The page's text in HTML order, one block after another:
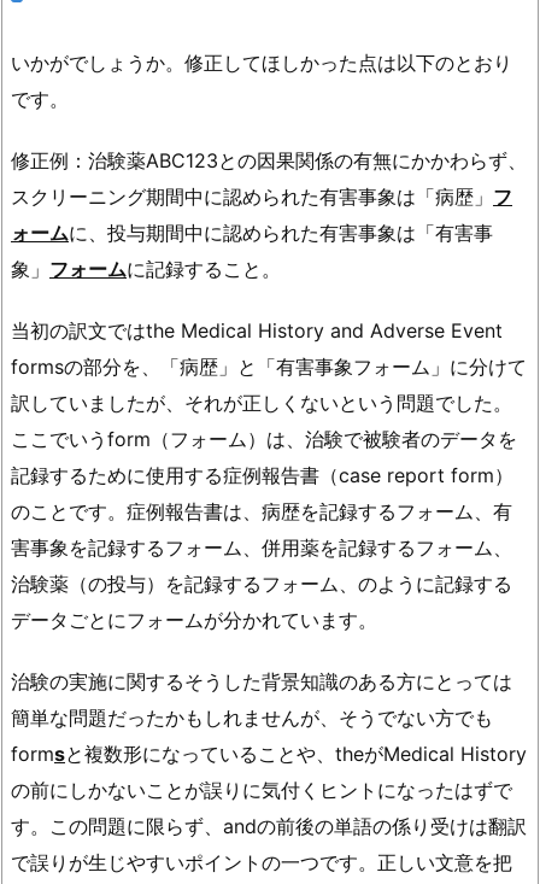
いかがでしょうか。修正してほしかった点は以下のとおり
です。
修正例：治験薬ABC123との因果関係の有無にかかわらず、
スクリーニング期間中に認められた有害事象は「病歴」 フ
ォームに、投与期間中に認められた有害事象は「有害事
象」 フォームに記録すること。
当初の訳文ではthe Medical History and Adverse Event
formsの部分を、「病歴」と「有害事象フォーム」に分けて
訳していましたが、それが正しくないという問題でした。
ここでいうform（フォーム）は、治験で被験者のデータを
記録するために使用する症例報告書（case report form）
のことです。症例報告書は、病歴を記録するフォーム、有
害事象を記録するフォーム、併用薬を記録するフォーム、
治験薬（の投与）を記録するフォーム、のように記録する
データごとにフォームが分かれています。
治験の実施に関するそうした背景知識のある方にとっては
簡単な問題だったかもしれませんが、そうでない方でも
formsと複数形になっていることや、theがMedical History
の前にしかないことが誤りに気付くヒントになったはずで
す。この問題に限らず、andの前後の単語の係り受けは翻訳
で誤りが生じやすいポイントの一つです。正しい文意を把